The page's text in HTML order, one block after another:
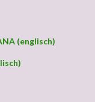
(englisch)